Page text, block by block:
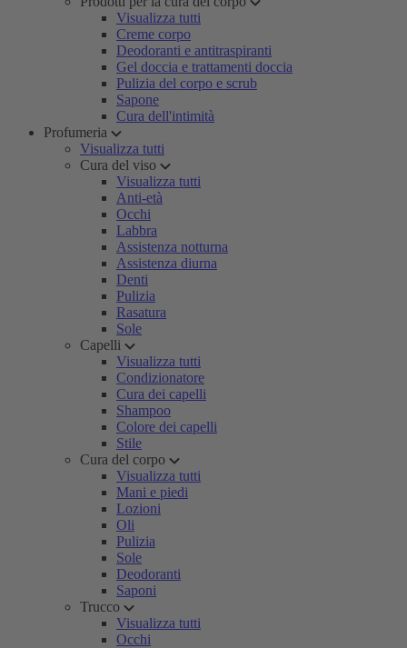
Visualizza tutti
Creme corpo
Deodoranti e antitraspiranti
Gel doccia e trattamenti doccia
Pulizia del corpo e scrub
Sapone
Cura dell'intimità
Profumeria
Visualizza tutti
Cura del viso
Visualizza tutti
Anti-età
Occhi
Labbra
Assistenza notturna
Assistenza diurna
Denti
Pulizia
Rasatura
Sole
Capelli
Visualizza tutti
Condizionatore
Cura dei capelli
Shampoo
Colore dei capelli
Stile
Cura del corpo
Visualizza tutti
Mani e piedi
Lozioni
Oli
Pulizia
Sole
Deodoranti
Saponi
Trucco
Visualizza tutti
Occhi